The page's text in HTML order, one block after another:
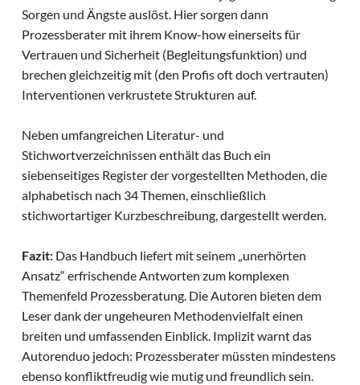
Sorgen und Ängste auslöst. Hier sorgen dann
Prozessberater mit ihrem Know-how einerseits für
Vertrauen und Sicherheit (Begleitungsfunktion) und
brechen gleichzeitig mit (den Profis oft doch vertrauten)
Interventionen verkrustete Strukturen auf.
Neben umfangreichen Literatur- und
Stichwortverzeichnissen enthält das Buch ein
siebenseitiges Register der vorgestellten Methoden, die
alphabetisch nach 34 Themen, einschließlich
stichwortartiger Kurzbeschreibung, dargestellt werden.
Fazit: Das Handbuch liefert mit seinem „unerhörten
Ansatz“ erfrischende Antworten zum komplexen
Themenfeld Prozessberatung. Die Autoren bieten dem
Leser dank der ungeheuren Methodenvielfalt einen
breiten und umfassenden Einblick. Implizit warnt das
Autorenduo jedoch: Prozessberater müssten mindestens
ebenso konfliktfreudig wie mutig und freundlich sein.